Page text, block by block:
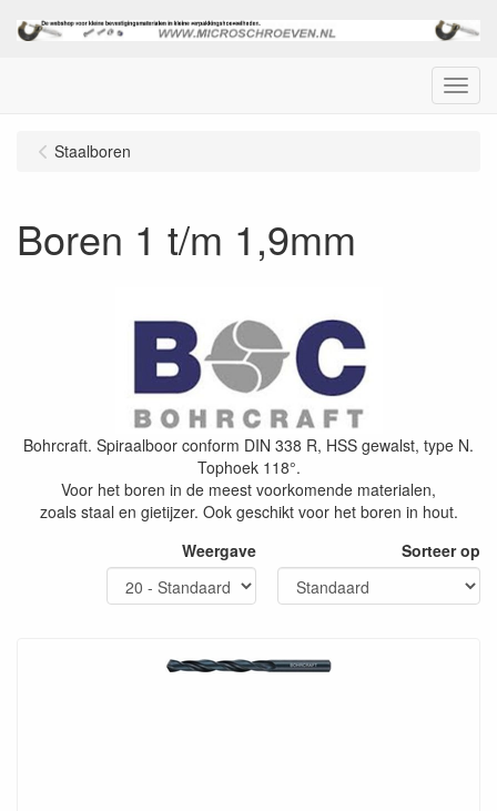
Menu
Staalboren
Boren 1 t/m 1,9mm
Bohrcraft. Spiraalboor conform DIN 338 R, HSS gewalst, type N.
Tophoek 118°.
Voor het boren in de meest voorkomende materialen,
zoals staal en gietijzer. Ook geschikt voor het boren in hout.
Weergave
Sorteer op